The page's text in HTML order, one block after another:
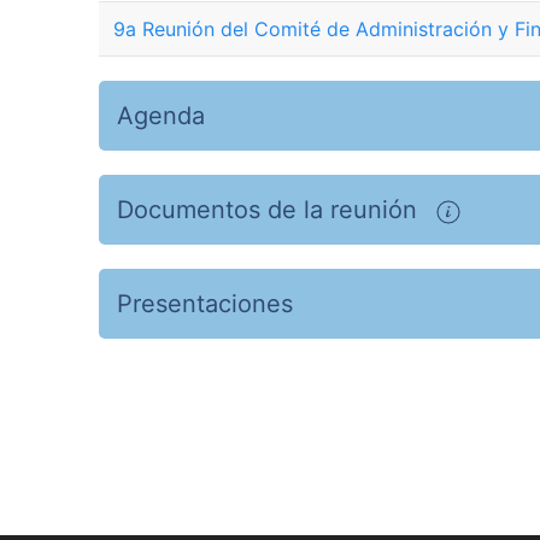
9a Reunión del Comité de Administración y
Agenda
Documentos de la reunión
Presentaciones